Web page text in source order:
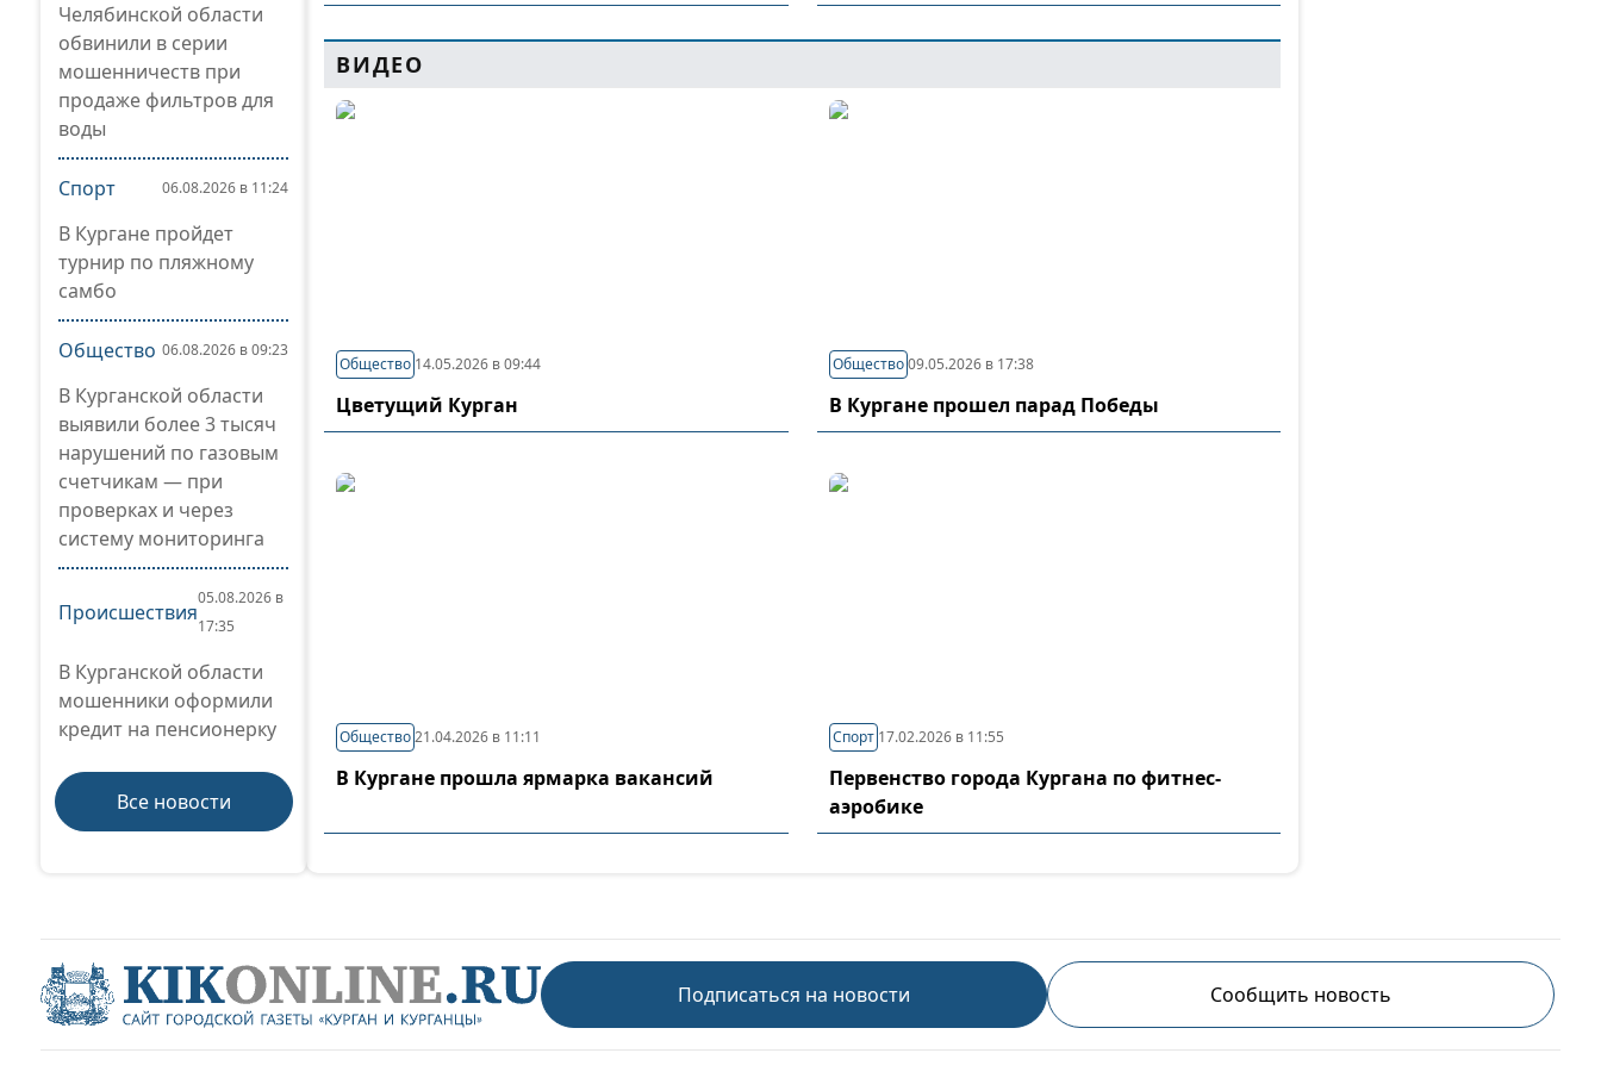
Челябинской области
обвинили в серии
мошенничеств при
продаже фильтров для
воды
Спорт 06.08.2026 в 11:24
В Кургане пройдет
турнир по пляжному
самбо
Общество 06.08.2026 в 09:23
В Курганской области
выявили более 3 тысяч
нарушений по газовым
счетчикам — при
проверках и через
систему мониторинга
Происшествия
05.08.2026 в
17:35
В Курганской области
мошенники оформили
кредит на пенсионерку
Все новости
ВИДЕО
Общество 14.05.2026 в 09:44
Цветущий Курган
Общество 09.05.2026 в 17:38
В Кургане прошел парад Победы
Общество21.04.2026 в 11:11
В Кургане прошла ярмарка вакансий
Спорт 17.02.2026 в 11:55
Первенство города Кургана по фитнес-
аэробике
Подписаться на новости Сообщить новость